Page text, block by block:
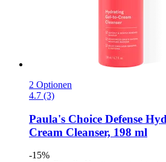
2 Optionen
4.7 (3)
Paula's Choice Defense
Cream Cleanser, 198 ml
-15%